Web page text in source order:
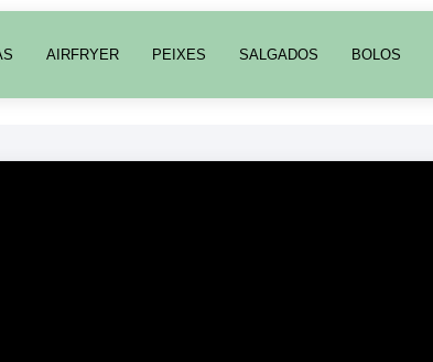
AIRFRYER PEIXES SALGADOS BOLOS